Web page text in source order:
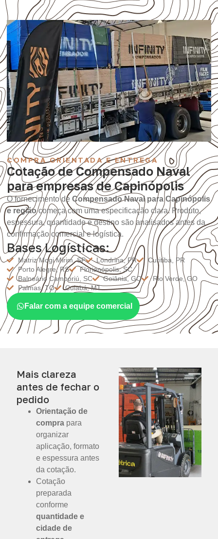
COMPRA ORIENTADA E ENTREGA
Cotação de Compensado Naval
para empresas de Capinópolis
O fornecimento de Compensado Naval para Capinópolis
e regiãocomeça com uma especificação clara. Produto,
espessura, quantidade e destino são analisados antes da
confirmação comercial e logística.
Bases Logísticas:
Matriz Mogi Mirim, SP Londrina, PR
Curitiba, PR
Porto Alegre, RS
Florianópolis, SC
Balneário Camboriú, SC
Goiânia, GO
Rio Verde, GO
Palmas, TO
Cuiabá, MT
Falar com a equipe comercial
Mais clareza
antes de fechar o
pedido
Orientação de
compra para
organizar
aplicação, formato
e espessura antes
da cotação.
Cotação
preparada
conforme
quantidade e
cidade de